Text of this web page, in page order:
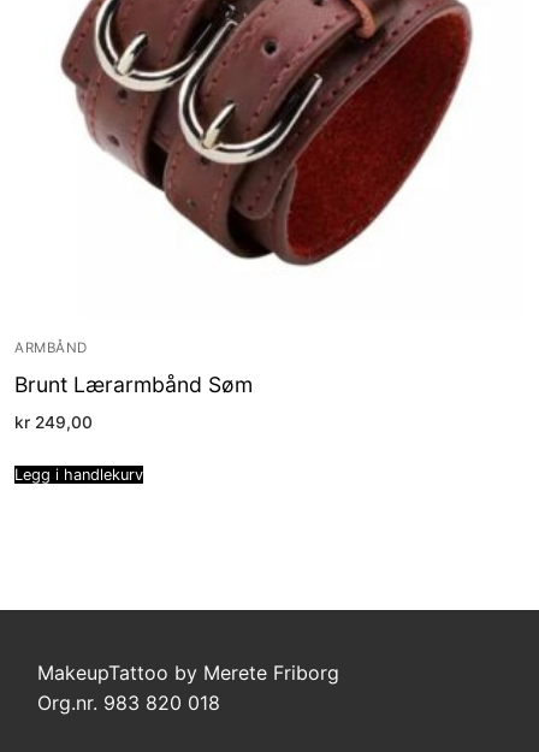
ARMBÅND
Brunt Lærarmbånd Søm
kr 249,00
Legg i handlekurv
MakeupTattoo by Merete Friborg
Org.nr. 983 820 018